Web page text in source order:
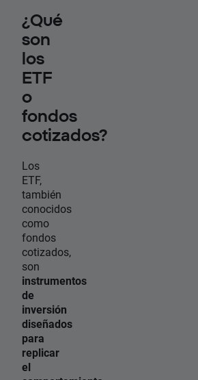
¿Qué
son
los
ETF
o
fondos
cotizados?
Los
ETF,
también
conocidos
como
fondos
cotizados,
son
instrumentos
de
inversión
diseñados
para
replicar
el